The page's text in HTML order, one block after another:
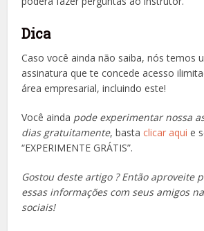
Dica
Caso você ainda não saiba, nós temos
assinatura que te concede acesso
área empresarial, incluindo este!
Você ainda pode experimentar nossa
dias gratuitamente, bastaclicar aqui e
“EXPERIMENTE GRÁTIS”.
Gostou deste artigo ? Então aproveite
essas informações com seus amigos
sociais!